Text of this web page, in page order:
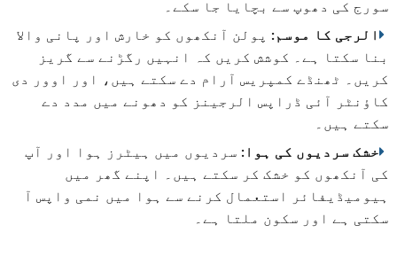
سورج کی دھوپ سے بچایا جا سکے۔
الرجی کا موسم: پولن آنکھوں کو خارش اور پانی والا
بنا سکتا ہے۔ کوشش کریں کہ انہیں رگڑنے سے گریز
کریں۔ ٹھنڈے کمپریس آرام دے سکتے ہیں، اور اوور دی
کاؤنٹر آئی ڈراپس الرجینز کو دھونے میں مدد دے
سکتے ہیں۔
خشک سردیوں کی ہوا: سردیوں میں ہیٹرز ہوا اور آپ
کی آنکھوں کو خشک کر سکتے ہیں۔ اپنے گھر میں
ہیومیڈیفائر استعمال کرنے سے ہوا میں نمی واپس آ
سکتی ہے اور سکون ملتا ہے۔